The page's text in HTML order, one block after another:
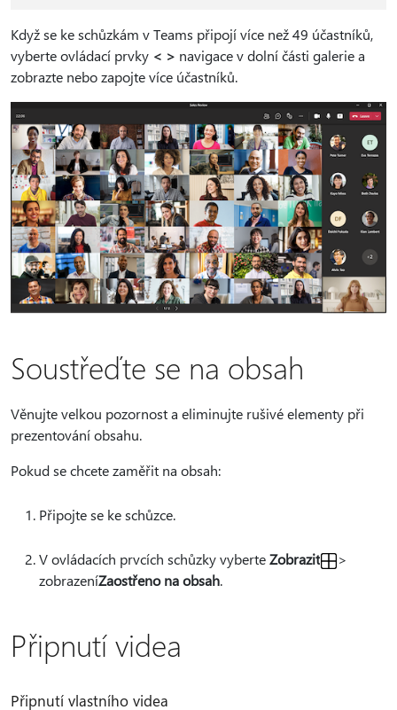
Když se ke schůzkám v Teams připojí více než 49 účastníků,
vyberte ovládací prvky < > navigace v dolní části galerie a
zobrazte nebo zapojte více účastníků.
Soustřeďte se na obsah
Věnujte velkou pozornost a eliminujte rušivé elementy při
prezentování obsahu.
Pokud se chcete zaměřit na obsah:
Připojte se ke schůzce.
V ovládacích prvcích schůzky vyberteZobrazit
>
zobrazeníZaostřeno na obsah.
Připnutí videa
Připnutí vlastního videa